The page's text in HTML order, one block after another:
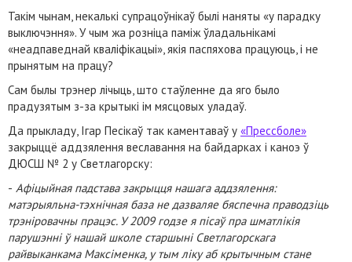
Такім чынам, некалькі супрацоўнікаў былі наняты «у парадку
выключэння». У чым жа розніца паміж ўладальнікамі
«неадпаведнай кваліфікацыі», якія паспяхова працуюць, і не
прынятым на працу?
Сам былы трэнер лічыць, што стаўленне да яго было
прадузятым з-за крытыкі ім мясцовых уладаў.
Да прыкладу, Ігар Песікаў так каментаваў у «Прессболе»
закрыццё аддзялення веславання на байдарках і каноэ ў
ДЮСШ № 2 у Светлагорску:
- Афіцыйная падстава закрыцця нашага аддзялення:
матэрыяльна-тэхнічная база не дазваляе бяспечна праводзіць
трэніровачны працэс. У 2009 годзе я пісаў пра шматлікія
парушэнні ў нашай школе старшыні Светлагорскага
райвыканкама Максіменка, у тым ліку аб крытычным стане